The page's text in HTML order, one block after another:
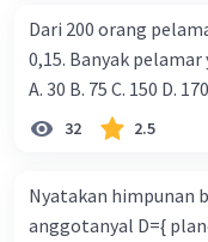
Dari 200 orang
0,15. Banyak
A. 30 B. 75 C. 150 D. 170
32 2.5
Nyatakan himpunan
anggotanyal D={